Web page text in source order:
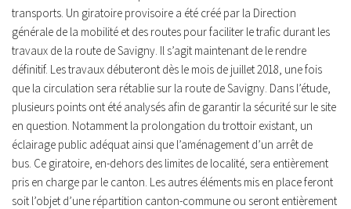
transports. Un giratoire provisoire a été créé par la Direction
générale de la mobilité et des routes pour faciliter le trafic durant les
travaux de la route de Savigny. Il s’agit maintenant de le rendre
définitif. Les travaux débuteront dès le mois de juillet 2018, une fois
que la circulation sera rétablie sur la route de Savigny. Dans l’étude,
plusieurs points ont été analysés afin de garantir la sécurité sur le site
en question. Notamment la prolongation du trottoir existant, un
éclairage public adéquat ainsi que l’aménagement d’un arrêt de
bus. Ce giratoire, en-dehors des limites de localité, sera entièrement
pris en charge par le canton. Les autres éléments mis en place feront
soit l’objet d’une répartition canton-commune ou seront entièrement